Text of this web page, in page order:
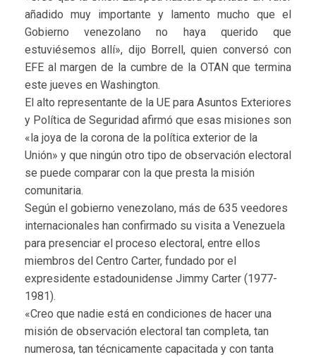
añadido muy importante y lamento mucho que el
Gobierno venezolano no haya querido que
estuviésemos allí», dijo Borrell, quien conversó con
EFE al margen de la cumbre de la OTAN que termina
este jueves en Washington.
El alto representante de la UE para Asuntos Exteriores
y Política de Seguridad afirmó que esas misiones son
«la joya de la corona de la política exterior de la
Unión» y que ningún otro tipo de observación electoral
se puede comparar con la que presta la misión
comunitaria.
Según el gobierno venezolano, más de 635 veedores
internacionales han confirmado su visita a Venezuela
para presenciar el proceso electoral, entre ellos
miembros del Centro Carter, fundado por el
expresidente estadounidense Jimmy Carter (1977-
1981).
«Creo que nadie está en condiciones de hacer una
misión de observación electoral tan completa, tan
numerosa, tan técnicamente capacitada y con tanta